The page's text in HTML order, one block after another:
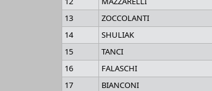
13
ZOCCOLANTI
14
SHULIAK
15
TANCI
16
FALASCHI
17
BIANCONI